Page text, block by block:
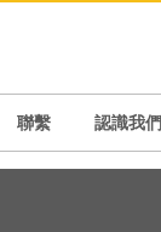
聯繫 認識我們